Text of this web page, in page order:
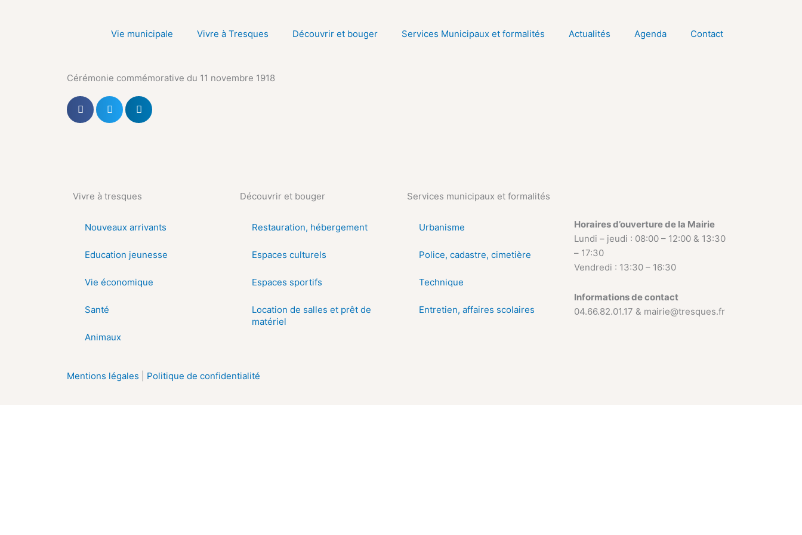
Vie municipale Vivre à Tresques Découvrir et bouger Services Municipaux et formalités Actualités Agenda Contact
Cérémonie commémorative du 11 novembre 1918
Vivre à tresques
Nouveaux arrivants
Education jeunesse
Vie économique
Santé
Animaux
Découvrir et bouger
Restauration, hébergement
Espaces culturels
Espaces sportifs
Location de salles et prêt de
matériel
Services municipaux et formalités
Urbanisme
Police, cadastre, cimetière
Technique
Entretien, affaires scolaires
Horaires d’ouverture de la Mairie
Lundi – jeudi : 08:00 – 12:00 & 13:30
– 17:30
Vendredi : 13:30 – 16:30
Informations de contact
04.66.82.01.17 & mairie@tresques.fr
Mentions légales Politique de confidentialité